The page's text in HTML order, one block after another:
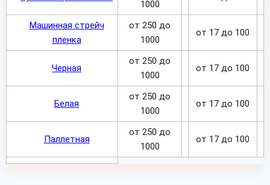
1000
Машинная стрейч
пленка
от 250 до
1000
от 17 до 100
Черная
от 250 до
1000
от 17 до 100
Белая
от 250 до
1000
от 17 до 100
Паллетная
от 250 до
1000
от 17 до 100